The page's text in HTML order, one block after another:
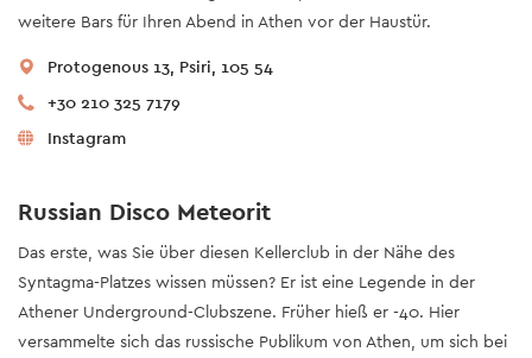
weitere Bars für Ihren Abend in Athen vor der Haustür.
Protogenous 13, Psiri, 105 54
+30 210 325 7179
Instagram
Russian Disco Meteorit
Das erste, was Sie über diesen Kellerclub in der Nähe des
Syntagma-Platzes wissen müssen? Er ist eine Legende in der
Athener Underground-Clubszene. Früher hieß er -40. Hier
versammelte sich das russische Publikum von Athen, um sich bei